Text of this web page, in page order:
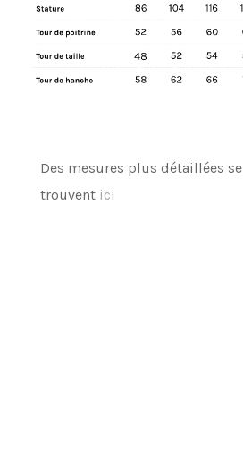
Des mesures plus détaillées se
trouvent ici